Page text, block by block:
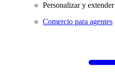
Personalizar y
Comercio para agentes